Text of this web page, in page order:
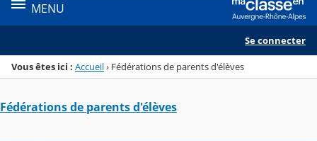
MENU
Se connecter
Vous êtes ici : Accueil› Fédérations de parents d'élèves
Fédérations de parents d'élèves